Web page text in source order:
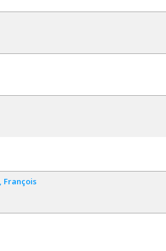
François